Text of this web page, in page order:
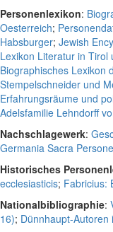
Personenlexikon:
Oesterreich;
Habsburger; Jewish
Lexikon Literatur in Tirol
Biographisches Lexikon
Stempelschneider und
Erfahrungsräume und
Adelsfamilie Lehndorff
Nachschlagewerk:
Germania Sacra
Historisches
ecclesiasticis; Fabricius:
Nationalbibliographie:
16); Dünnhaupt-Autoren